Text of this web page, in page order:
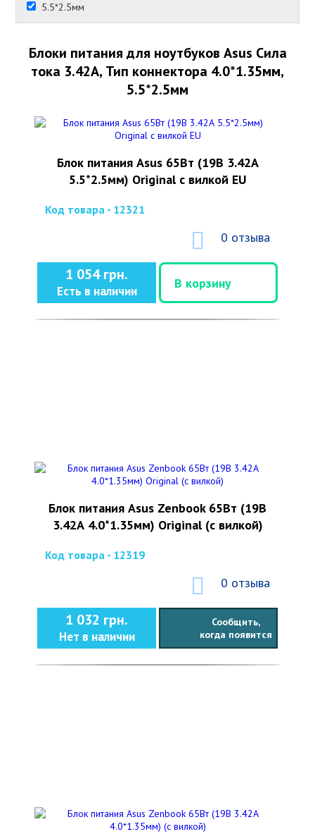
5.5*2.5мм
Блоки питания для ноутбуков Asus Сила
тока 3.42А, Тип коннектора 4.0*1.35мм,
5.5*2.5мм
Блок питания Asus 65Вт (19В 3.42А
5.5*2.5мм) Original с вилкой EU
Код товара - 12321
0 отзыва
1 054 грн.
Есть в наличии
В корзину
Блок питания Asus Zenbook 65Вт (19В
3.42А 4.0*1.35мм) Original (с вилкой)
Код товара - 12319
0 отзыва
1 032 грн.
Нет в наличии
Сообщить,
когда появится